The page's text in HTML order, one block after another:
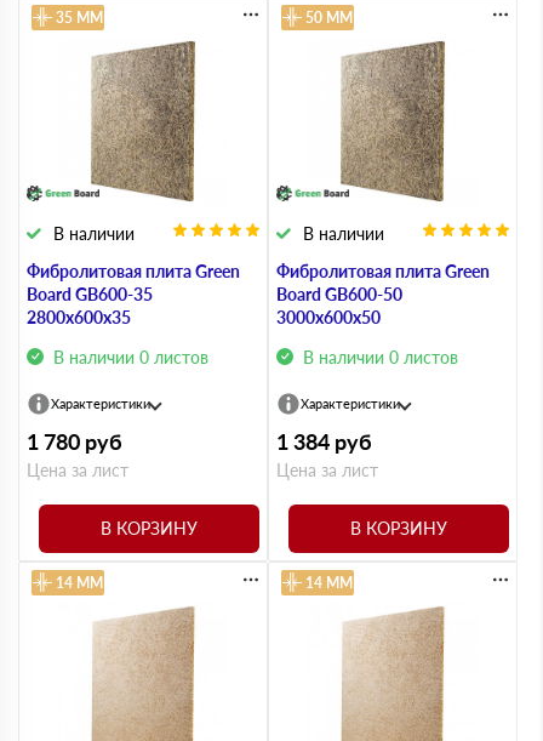
Фибролитовая плита Green
Board GB600-35
2800х600х35
В наличии 0 листов
В наличии
35 ММ
Характеристики
1 780 руб
Цена за лист
В КОРЗИНУ
Фибролитовая плита Green
Board GB600-50
3000х600х50
В наличии 0 листов
В наличии
50 ММ
Характеристики
1 384 руб
Цена за лист
В КОРЗИНУ
14 ММ 14 ММ